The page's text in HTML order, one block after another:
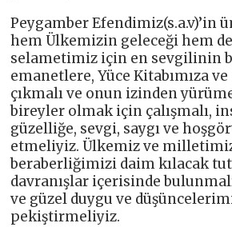
Peygamber Efendimiz(s.a.v)’in
hem Ülkemizin geleceği hem
selametimiz için en sevgilinin
emanetlere, Yüce Kitabımıza
çıkmalı ve onun izinden
bireyler olmak için çalışmalı,
güzelliğe, sevgi, saygı ve
etmeliyiz. Ülkemiz ve
beraberliğimizi daim kılacak
davranışlar içerisinde
ve güzel duygu ve
pekiştirmeliyiz.